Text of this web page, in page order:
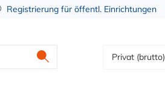
Registrierung für öffentl. Einrichtungen
Privat (brutto)